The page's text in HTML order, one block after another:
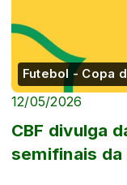
Futebol - Copa
12/05/2026
CBF divulga
semifinais da